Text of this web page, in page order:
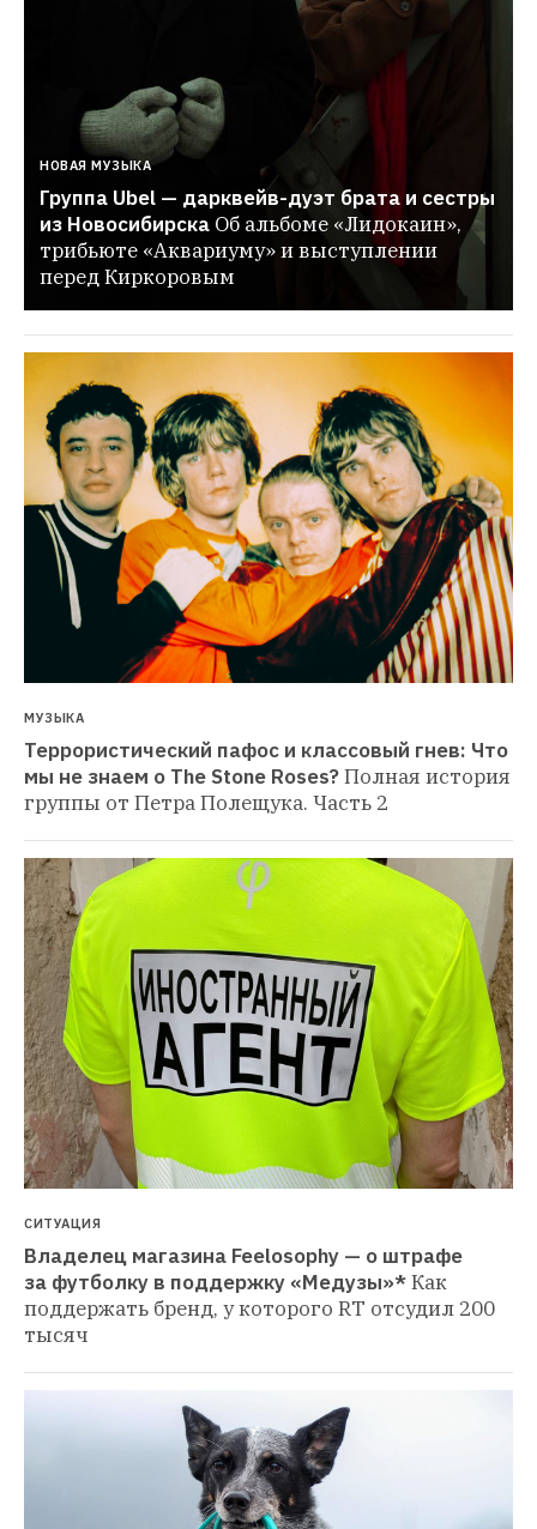
НОВАЯ МУЗЫКА
Группа Ubel — дарквейв-дуэт брата и сестры
из Новосибирска Об альбоме «Лидокаин»,
трибьюте «Аквариуму» и выступлении
перед Киркоровым
МУЗЫКА
Террористический пафос и классовый гнев: Что
мы не знаем о The Stone Roses?Полная история
группы от Петра Полещука. Часть 2
СИТУАЦИЯ
Владелец магазина Feelosophy — о штрафе
за футболку в поддержку «Медузы»*Как
поддержать бренд, у которого RT отсудил 200
тысяч